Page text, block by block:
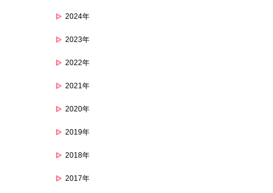
2024年
2023年
2022年
2021年
2020年
2019年
2018年
2017年